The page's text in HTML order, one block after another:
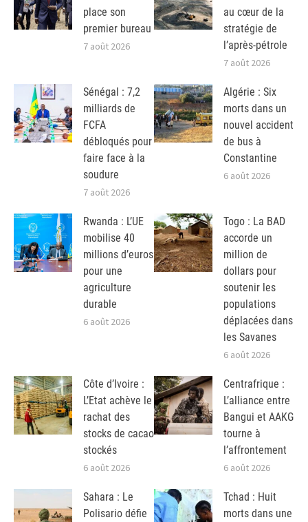
place son
premier bureau
7 août 2026
au cœur de la
stratégie de
l’après-pétrole
7 août 2026
Sénégal : 7,2
milliards de
FCFA
débloqués pour
faire face à la
soudure
7 août 2026
Algérie : Six
morts dans un
nouvel accident
de bus à
Constantine
6 août 2026
Rwanda : L’UE
mobilise 40
millions d’euros
pour une
agriculture
durable
6 août 2026
Togo : La BAD
accorde un
million de
dollars pour
soutenir les
populations
déplacées dans
les Savanes
6 août 2026
Côte d’Ivoire :
L’Etat achève le
rachat des
stocks de cacao
stockés
6 août 2026
Centrafrique :
L’alliance entre
Bangui et AAKG
tourne à
l’affrontement
6 août 2026
Sahara : Le
Polisario défie
Tchad : Huit
morts dans une